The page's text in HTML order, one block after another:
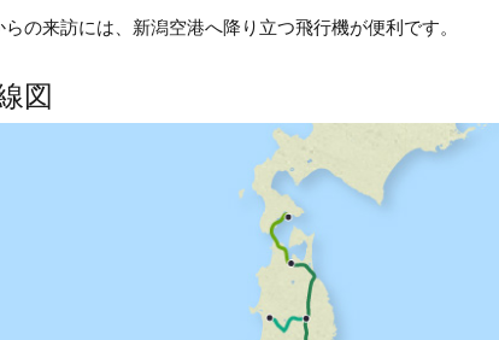
の来訪には、新潟空港へ降り立つ飛行機が便利です。
図